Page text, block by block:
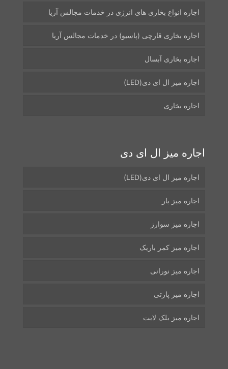
اجاره انواع بخاری های انرژی در خدمات مجالس آریا
اجاره بخاری قارچی (پاسیو) در خدمات مجالس آریا
اجاره بخاری آبسال
اجاره میز ال ای دی(LED)
اجاره بخاری
اجاره میز ال ای دی
اجاره میز ال ای دی(LED)
اجاره میز بار
اجاره میز سوارز
اجاره میز کمر باریک
اجاره میز نورانی
اجاره میز پارتی
اجاره میز بلک لایت